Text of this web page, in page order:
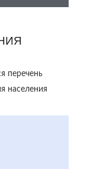
перечень
населения